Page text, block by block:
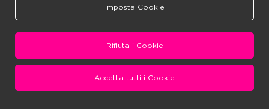
raggiungano scopi e/o funzionamenti analoghi
a quelli del Software. L’utente accetta che la
Società effettui in qualsiasi momento, dietro
congruo preavviso, un controllo per accertare
che il Software sia utilizzato in conformità a
Imposta Cookie
Rifiuta i Cookie
Accetta tutti i Cookie